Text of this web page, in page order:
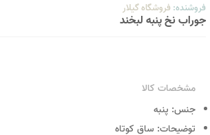
فروشنده: فروشگاه گیلار
جوراب نخ پنبه لبخند
مشخصات کالا
جنس: پنبه
توضیحات: ساق کوتاه